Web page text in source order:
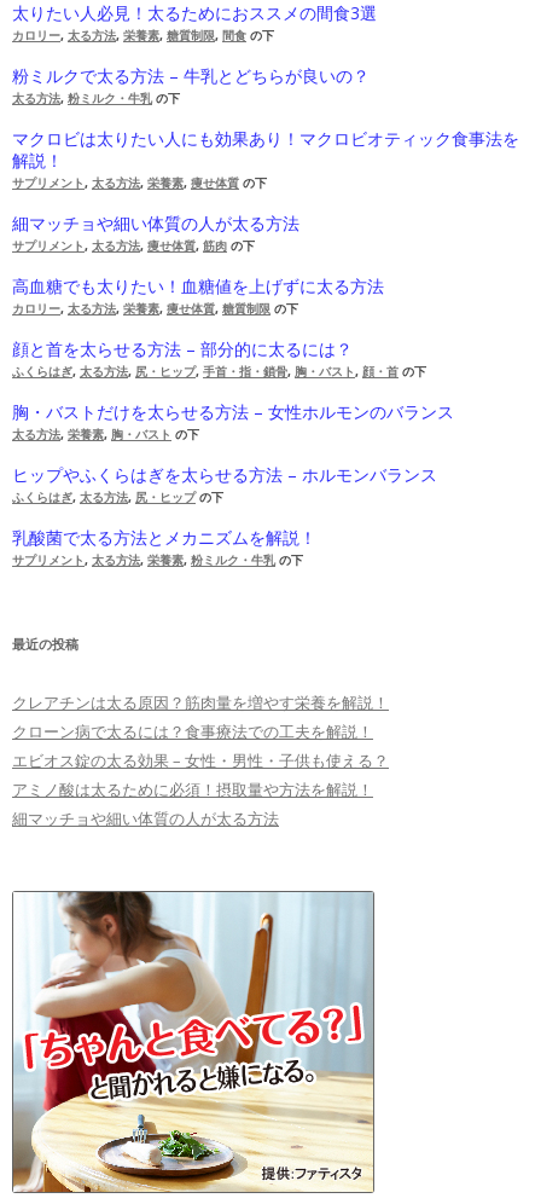
太りたい人必見！太るためにおススメの間食3選
カロリー, 太る方法, 栄養素, 糖質制限, 間食 の下
粉ミルクで太る方法 – 牛乳とどちらが良いの？
太る方法, 粉ミルク・牛乳の下
マクロビは太りたい人にも効果あり！マクロビオティック食事法を
解説！
サプリメント, 太る方法, 栄養素, 痩せ体質 の下
細マッチョや細い体質の人が太る方法
サプリメント, 太る方法, 痩せ体質, 筋肉 の下
高血糖でも太りたい！血糖値を上げずに太る方法
カロリー, 太る方法, 栄養素, 痩せ体質, 糖質制限 の下
顔と首を太らせる方法 – 部分的に太るには？
ふくらはぎ, 太る方法, 尻・ヒップ, 手首・指・鎖骨, 胸・バスト, 顔・首 の下
胸・バストだけを太らせる方法 – 女性ホルモンのバランス
太る方法, 栄養素, 胸・バスト の下
ヒップやふくらはぎを太らせる方法 – ホルモンバランス
ふくらはぎ, 太る方法, 尻・ヒップの下
乳酸菌で太る方法とメカニズムを解説！
サプリメント, 太る方法, 栄養素, 粉ミルク・牛乳の下
最近の投稿
クレアチンは太る原因？筋肉量を増やす栄養を解説！
クローン病で太るには？食事療法での工夫を解説！
エビオス錠の太る効果 – 女性・男性・子供も使える？
アミノ酸は太るために必須！摂取量や方法を解説！
細マッチョや細い体質の人が太る方法